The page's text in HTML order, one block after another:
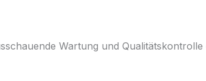
Wartung und